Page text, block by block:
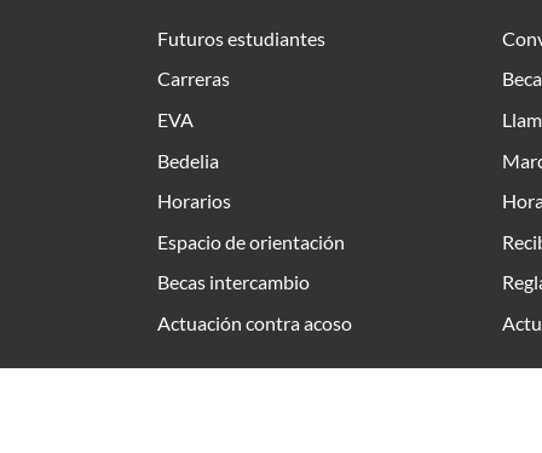
Futuros estudiantes
Carreras
EVA
Bedelia
Horarios
Espacio de orientación
Becas intercambio
Actuación contra acoso